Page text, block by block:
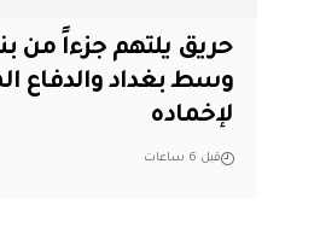
حريق يلتهم جزءاً من
وسط بغداد والدفاع
لإخماده
قبل 6 ساعات